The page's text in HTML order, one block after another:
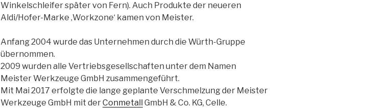
Winkelschleifer später von Fern). Auch Produkte der neueren
Aldi/Hofer-Marke ‚Workzone‘ kamen von Meister.
Anfang 2004 wurde das Unternehmen durch die Würth-Gruppe
übernommen.
2009 wurden alle Vertriebsgesellschaften unter dem Namen
Meister Werkzeuge GmbH zusammengeführt.
Mit Mai 2017 erfolgte die lange geplante Verschmelzung der Meister
Werkzeuge GmbH mit derConmetall GmbH & Co. KG, Celle.